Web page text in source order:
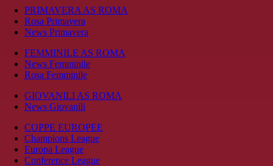
PRIMAVERA AS ROMA
Rosa Primavera
News Primavera
FEMMINILE AS ROMA
News Femminile
Rosa Femminile
GIOVANILI AS ROMA
News Giovanili
COPPE EUROPEE
Champions League
Europa League
Conference League